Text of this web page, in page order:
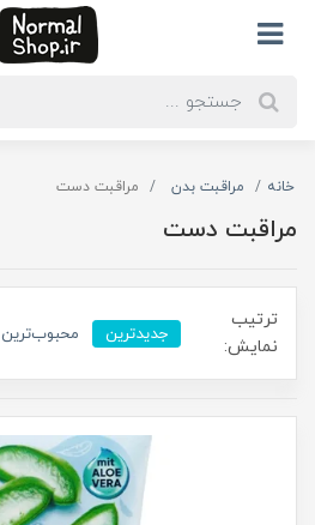
خانه مراقبت بدن مراقبت دست
مراقبت دست
ترتیب
نمایش:
جدیدترین محبوب‌ترین